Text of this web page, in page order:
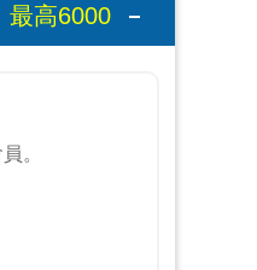
最高6000
。